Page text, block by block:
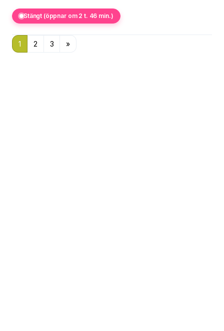
Stängt (öppnar om 2 t. 46 min.)
1 2 3 »